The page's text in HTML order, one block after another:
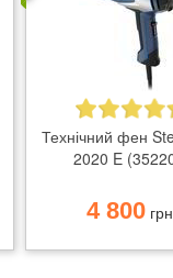
Технічний фен
2020 E
4 800